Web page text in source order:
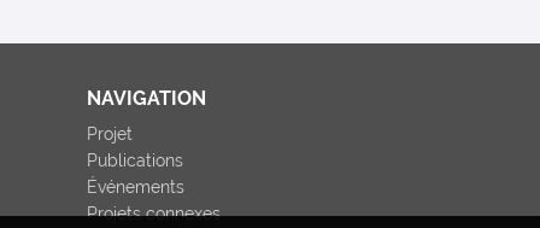
NAVIGATION
Projet
Publications
Événements
Projets connexes